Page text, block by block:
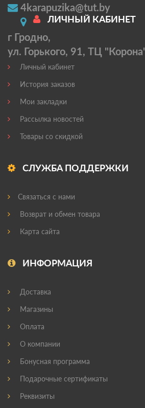
4karapuzika@tut.by
г Гродно,
ул. Горького, 91, ТЦ "Корона'
ЛИЧНЫЙ КАБИНЕТ
Личный кабинет
История заказов
Мои закладки
Рассылка новостей
Товары со скидкой
СЛУЖБА ПОДДЕРЖКИ
Связаться с нами
Возврат и обмен товара
Карта сайта
ИНФОРМАЦИЯ
Доставка
Магазины
Оплата
О компании
Бонусная программа
Подарочные сертификаты
Реквизиты